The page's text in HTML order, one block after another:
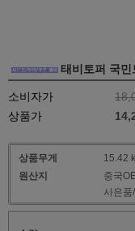
태비토퍼 국민
소비자가
상품가
상품무게
15.42
원산지
중국
사은품